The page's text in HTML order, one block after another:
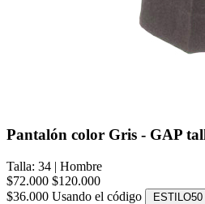
Pantalón color Gris - GAP
Talla: 34 | Hombre
$72.000 $120.000
$36.000 Usando el código ESTILO50